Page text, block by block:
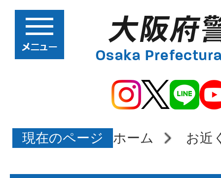
現在のページ ホーム お近